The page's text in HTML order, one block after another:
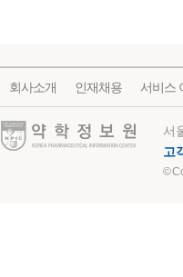
회사소개 인재채용 서비스
약학정보원
서
고